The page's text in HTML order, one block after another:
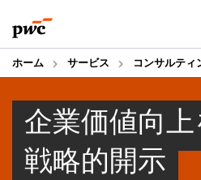
to
content
to
footer
ホーム サービス コンサルティ
企業価値向
戦略的開示